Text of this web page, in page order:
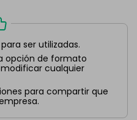
ser utilizadas.
opción de formato
cualquier
para compartir que